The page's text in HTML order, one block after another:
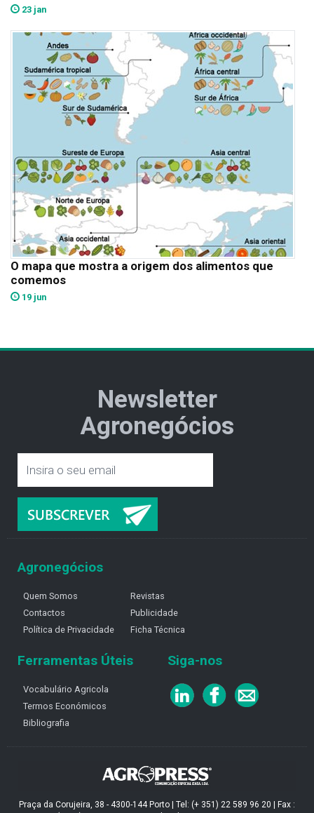
23 jan
O mapa que mostra a origem dos alimentos que
comemos
19 jun
Newsletter
Agronegócios
Agronegócios
Quem Somos
Contactos
Política de Privacidade
Revistas
Publicidade
Ficha Técnica
Ferramentas Úteis
Vocabulário Agricola
Termos Económicos
Bibliografia
Siga-nos
Praça da Corujeira, 38 - 4300-144 Porto | Tel: (+ 351) 22 589 96 20 | Fax :